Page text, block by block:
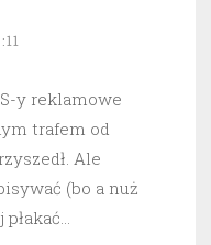
y reklamowe
trafem od
Ale
(bo a nuż